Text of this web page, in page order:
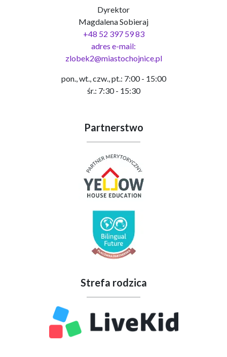
Dyrektor
Magdalena Sobieraj
+48 52 397 59 83
adres e-mail:
zlobek2@miastochojnice.pl
pon., wt., czw., pt.: 7:00 - 15:00
śr.: 7:30 - 15:30
Partnerstwo
Strefa rodzica